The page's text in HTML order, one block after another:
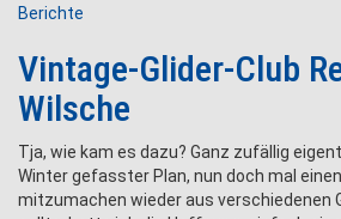
Berichte
Vintage-Glider-Club
Wilsche
Tja, wie kam es dazu? Ganz zufällig
Winter gefasster Plan, nun doch mal
mitzumachen wieder aus verschiedenen